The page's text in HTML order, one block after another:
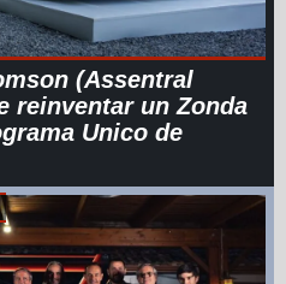
(Assentral
reinventar un Zonda
Unico de